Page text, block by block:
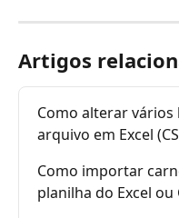
Artigos
Como alterar
arquivo em Excel
Como importar
planilha do Excel ou